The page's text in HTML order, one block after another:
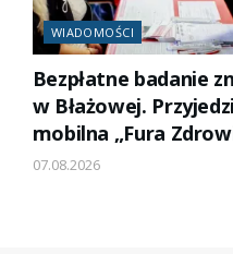
WIADOMOŚCI
Bezpłatne badanie
w Błażowej.
mobilna „Fura
07.08.2026